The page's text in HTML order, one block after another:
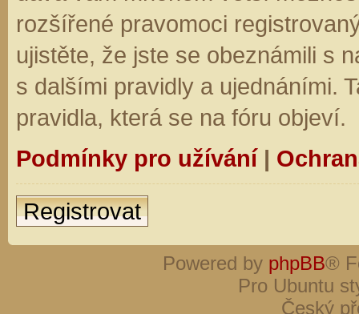
rozšířené pravomoci
ujistěte, že jste se obeznámili s
s dalšími pravidly a ujednáními.
pravidla, která se na fóru objeví.
Podmínky pro užívání|
Registrovat
Powered by phpBB®
Pro Ubuntu
Český